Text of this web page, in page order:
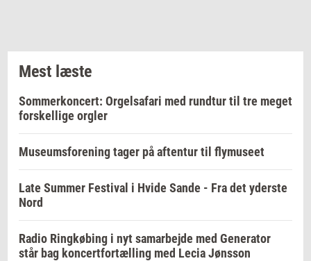
Mest læste
Sommerkoncert: Orgelsafari med rundtur til tre meget
forskellige orgler
Museumsforening tager på aftentur til flymuseet
Late Summer Festival i Hvide Sande - Fra det yderste
Nord
Radio Ringkøbing i nyt samarbejde med Generator
står bag koncertfortælling med Lecia Jønsson